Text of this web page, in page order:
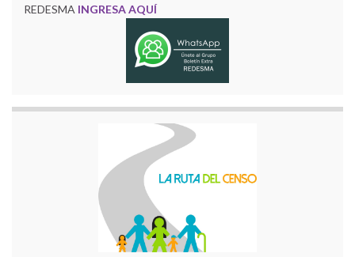
REDESMA INGRESA AQUÍ